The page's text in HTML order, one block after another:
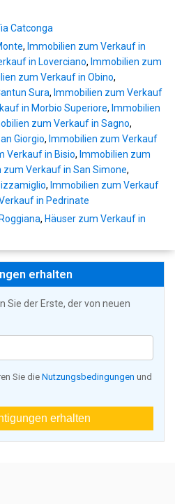
Catconga
, Immobilien zum Verkauf in
in Loverciano, Immobilien zum
zum Verkauf in Obino,
Sura, Immobilien zum Verkauf
in Morbio Superiore, Immobilien
zum Verkauf in Sagno,
Giorgio, Immobilien zum Verkauf
Verkauf in Bisio, Immobilien zum
zum Verkauf in San Simone,
, Immobilien zum Verkauf
in Pedrinate
, Häuser zum Verkauf in
erhalten
Sie der Erste, der von neuen
Sie die Nutzungsbedingungen und
erhalten